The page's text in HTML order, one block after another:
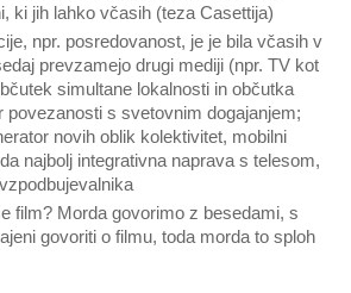
ki jih lahko včasih (teza Casettija)
npr. posredovanost, je je bila včasih v
prevzamejo drugi mediji (npr. TV kot
simultane lokalnosti in občutka
povezanosti s svetovnim dogajanjem;
novih oblik kolektivitet, mobilni
najbolj integrativna naprava s telesom,
film? Morda govorimo z besedami, s
govoriti o filmu, toda morda to sploh